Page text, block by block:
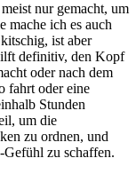
nur gemacht, um
mache ich es auch
ist aber
definitiv, den Kopf
oder nach dem
fahrt oder eine
Stunden
um die
zu ordnen, und
Gefühl zu schaffen.